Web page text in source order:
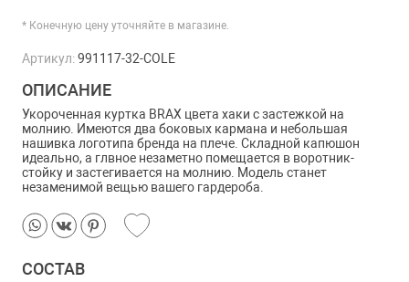
* Конечную цену уточняйте в магазине.
Артикул:991117-32-COLE
ОПИСАНИЕ
Укороченная куртка BRAX цвета хаки с застежкой на
молнию. Имеются два боковых кармана и небольшая
нашивка логотипа бренда на плече. Складной капюшон
идеально, а глвное незаметно помещается в воротник-
стойку и застегивается на молнию. Модель станет
незаменимой вещью вашего гардероба.
СОСТАВ